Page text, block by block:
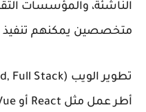
الناشئة، والمؤسسات
متخصصين يمكنهم تنفيذ